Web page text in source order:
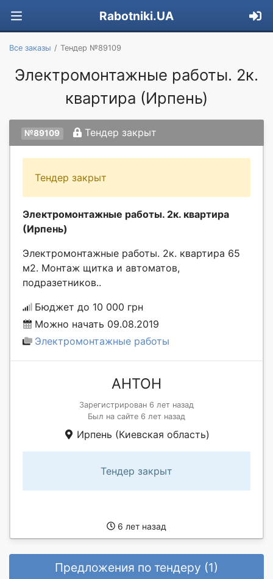
Rabotniki.UA
Все заказы Тендер №89109
Электромонтажные работы. 2к.
квартира (Ирпень)
№89109 Тендер закрыт
Тендер закрыт
Электромонтажные работы. 2к. квартира
(Ирпень)
Электромонтажные работы. 2к. квартира 65
м2. Монтаж щитка и автоматов,
подразетников..
Бюджет до 10 000 грн
Можно начать 09.08.2019
Электромонтажные работы
АНТОН
Зарегистрирован 6 лет назад
Был на сайте 6 лет назад
Ирпень (Киевская область)
Тендер закрыт
6 лет назад
Предложения по тендеру (1)